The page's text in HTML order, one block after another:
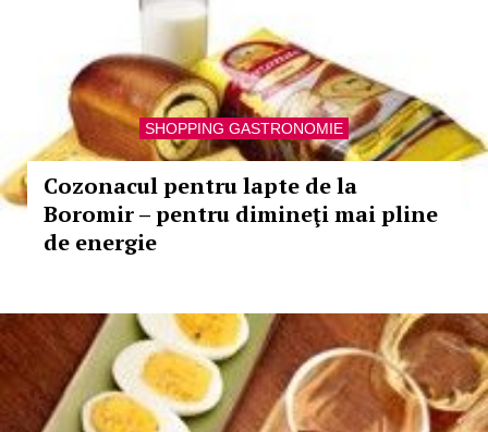
SHOPPING GASTRONOMIE
Cozonacul pentru lapte de la
Boromir – pentru dimineţi mai pline
de energie